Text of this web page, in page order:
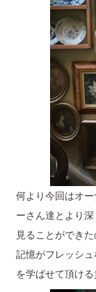
何より今回はオ
ーさん達とより
見ることができ
記憶がフレッシ
を学ばせて頂ける